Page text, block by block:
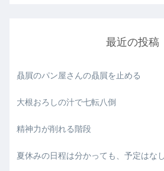
最近の投稿
贔屓のパン屋さんの贔屓を止める
大根おろしの汁で七転八倒
精神力が削れる階段
夏休みの日程は分かっても、予定はなし